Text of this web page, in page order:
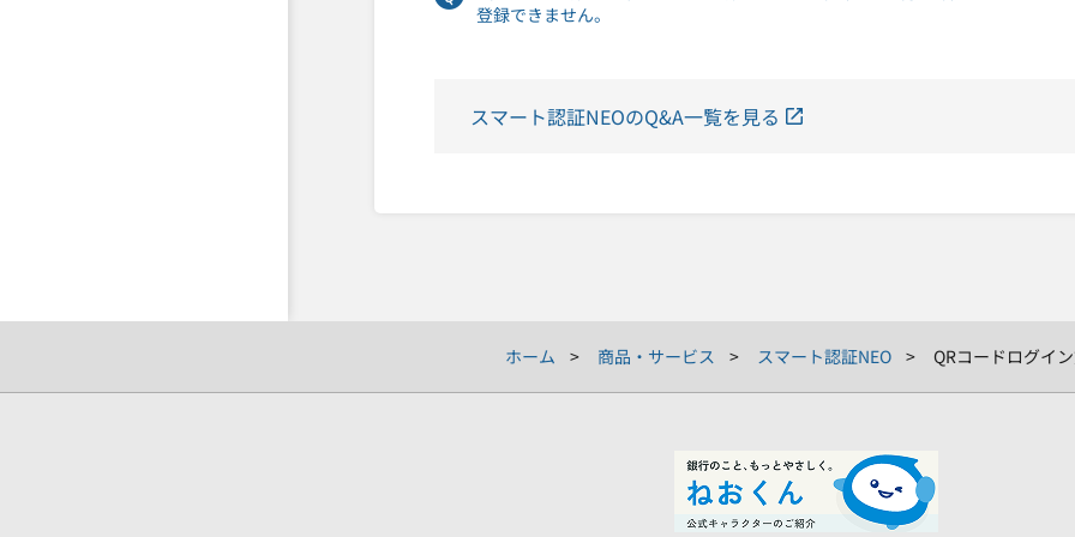
登録できません。
スマート認証NEOのQ&A一覧を見る
ホーム 商品・サービス スマート認証NEO QRコードログイ